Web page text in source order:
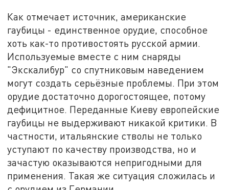
Как отмечает источник, американские
гаубицы - единственное орудие, способное
хоть как-то противостоять русской армии.
Используемые вместе с ним снаряды
"Экскалибур" со спутниковым наведением
могут создать серьёзные проблемы. При этом
орудие достаточно дорогостоящее, потому
дефицитное. Переданные Киеву европейские
гаубицы не выдерживают никакой критики. В
частности, итальянские стволы не только
уступают по качеству производства, но и
зачастую оказываются непригодными для
применения. Такая же ситуация сложилась и